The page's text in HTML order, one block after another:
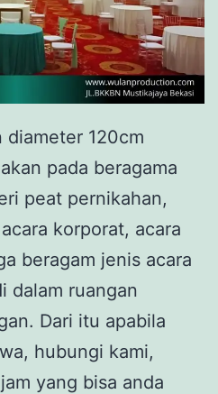
diameter 120cm
pada beragama
peat pernikahan,
korporat, acara
beragam jenis acara
dalam ruangan
Dari itu apabila
hubungi kami,
yang bisa anda